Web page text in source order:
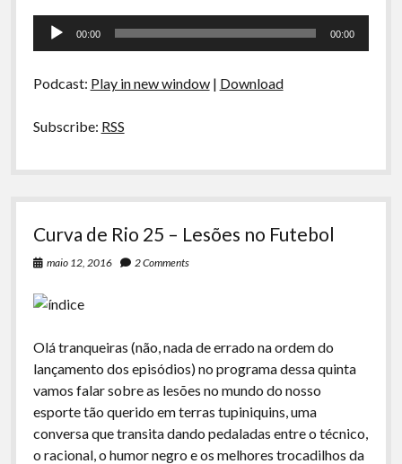
na
Aborto
Tocador
00:00 00:00
Podcast: Play in new window| Download
Subscribe: RSS
Curva de Rio 25 – Lesões no Futebol
maio 12, 2016 2 Comments
Olá tranqueiras (não, nada de errado na ordem do
lançamento dos episódios) no programa dessa quinta
vamos falar sobre as lesões no mundo do nosso
esporte tão querido em terras tupiniquins, uma
conversa que transita dando pedaladas entre o técnico,
o racional, o humor negro e os melhores trocadilhos da